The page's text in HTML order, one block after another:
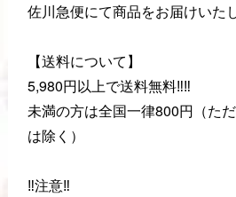
佐川急便にて商品をお届けいた
【送料について】
5,980円以上で送料無料‼️‼️
未満の方は全国一律800円（た
は除く）
‼️注意‼️